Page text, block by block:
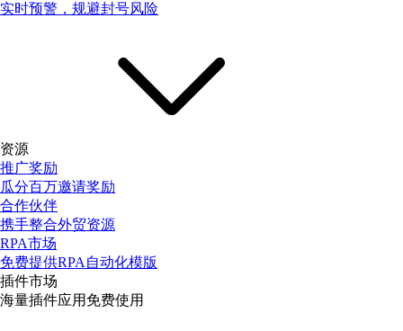
实时预警，规避封号风险
资源
推广奖励
瓜分百万邀请奖励
合作伙伴
携手整合外贸资源
RPA市场
免费提供RPA自动化模版
插件市场
海量插件应用免费使用